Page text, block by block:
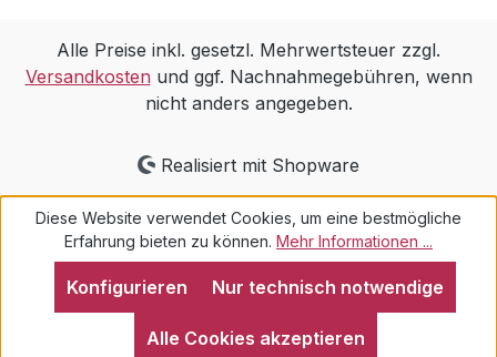
Alle Preise inkl. gesetzl. Mehrwertsteuer zzgl.
Versandkostenund ggf. Nachnahmegebühren, wenn
nicht anders angegeben.
Realisiert mit Shopware
Diese Website verwendet Cookies, um eine bestmögliche
Erfahrung bieten zu können. Mehr Informationen ...
Nur technisch notwendige
Konfigurieren
Alle Cookies akzeptieren